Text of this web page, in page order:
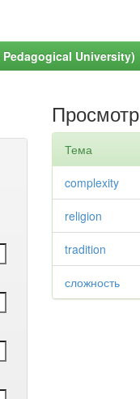
University)
Просмотр
Тема
complexity
religion
tradition
сложность